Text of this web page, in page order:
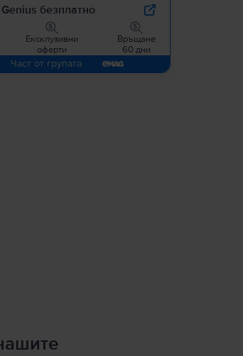
безплатно
Ексклузивни
оферти
Връщане
60 дни
Част от групата